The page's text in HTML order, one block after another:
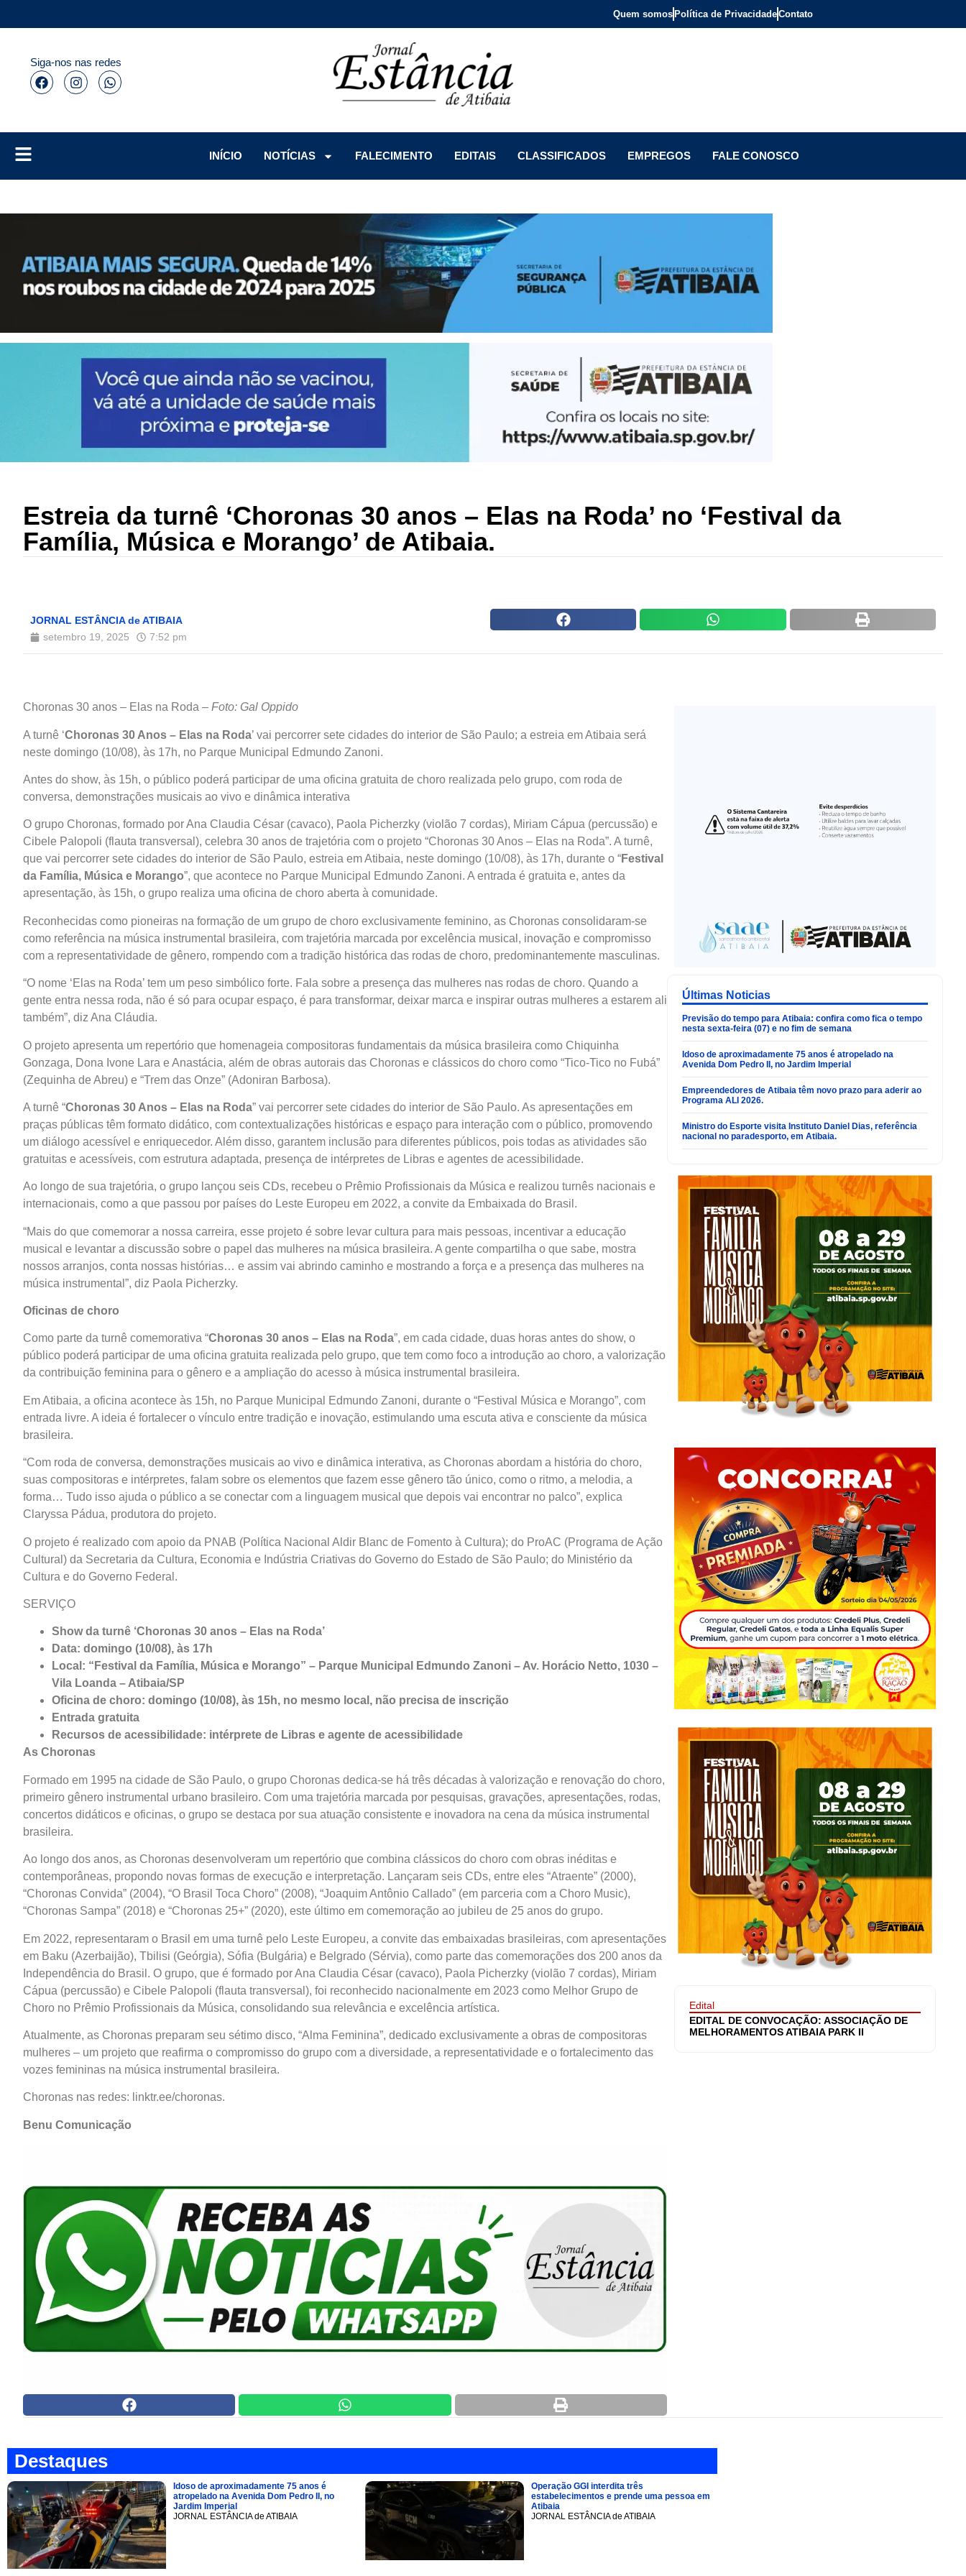
Quem somos Política de PrivacidadeContato
Siga-nos nas redes
INÍCIO
NOTÍCIAS FALECIMENTO EDITAIS CLASSIFICADOS EMPREGOS FALE CONOSCO
Estreia da turnê ‘Choronas 30 anos – Elas na Roda’ no ‘Festival da
Família, Música e Morango’ de Atibaia.
JORNAL ESTÂNCIA de ATIBAIA
setembro 19, 2025
7:52 pm
Choronas 30 anos – Elas na Roda – Foto: Gal Oppido
A turnê ‘Choronas 30 Anos – Elas na Roda’ vai percorrer sete cidades do interior de São Paulo; a estreia em Atibaia será
neste domingo (10/08), às 17h, no Parque Municipal Edmundo Zanoni.
Antes do show, às 15h, o público poderá participar de uma oficina gratuita de choro realizada pelo grupo, com roda de
conversa, demonstrações musicais ao vivo e dinâmica interativa
O grupo Choronas, formado por Ana Claudia César (cavaco), Paola Picherzky (violão 7 cordas), Miriam Cápua (percussão) e
Cibele Palopoli (flauta transversal), celebra 30 anos de trajetória com o projeto “Choronas 30 Anos – Elas na Roda”. A turnê,
que vai percorrer sete cidades do interior de São Paulo, estreia em Atibaia, neste domingo (10/08), às 17h, durante o “Festival
da Família, Música e Morango”, que acontece no Parque Municipal Edmundo Zanoni. A entrada é gratuita e, antes da
apresentação, às 15h, o grupo realiza uma oficina de choro aberta à comunidade.
Reconhecidas como pioneiras na formação de um grupo de choro exclusivamente feminino, as Choronas consolidaram-se
como referência na música instrumental brasileira, com trajetória marcada por excelência musical, inovação e compromisso
com a representatividade de gênero, rompendo com a tradição histórica das rodas de choro, predominantemente masculinas.
“O nome ‘Elas na Roda’ tem um peso simbólico forte. Fala sobre a presença das mulheres nas rodas de choro. Quando a
gente entra nessa roda, não é só para ocupar espaço, é para transformar, deixar marca e inspirar outras mulheres a estarem ali
também”, diz Ana Cláudia.
O projeto apresenta um repertório que homenageia compositoras fundamentais da música brasileira como Chiquinha
Gonzaga, Dona Ivone Lara e Anastácia, além de obras autorais das Choronas e clássicos do choro como “Tico-Tico no Fubá”
(Zequinha de Abreu) e “Trem das Onze” (Adoniran Barbosa).
A turnê “Choronas 30 Anos – Elas na Roda” vai percorrer sete cidades do interior de São Paulo. As apresentações em
praças públicas têm formato didático, com contextualizações históricas e espaço para interação com o público, promovendo
um diálogo acessível e enriquecedor. Além disso, garantem inclusão para diferentes públicos, pois todas as atividades são
gratuitas e acessíveis, com estrutura adaptada, presença de intérpretes de Libras e agentes de acessibilidade.
Ao longo de sua trajetória, o grupo lançou seis CDs, recebeu o Prêmio Profissionais da Música e realizou turnês nacionais e
internacionais, como a que passou por países do Leste Europeu em 2022, a convite da Embaixada do Brasil.
“Mais do que comemorar a nossa carreira, esse projeto é sobre levar cultura para mais pessoas, incentivar a educação
musical e levantar a discussão sobre o papel das mulheres na música brasileira. A gente compartilha o que sabe, mostra
nossos arranjos, conta nossas histórias… e assim vai abrindo caminho e mostrando a força e a presença das mulheres na
música instrumental”, diz Paola Picherzky.
Oficinas de choro
Como parte da turnê comemorativa “Choronas 30 anos – Elas na Roda”, em cada cidade, duas horas antes do show, o
público poderá participar de uma oficina gratuita realizada pelo grupo, que tem como foco a introdução ao choro, a valorização
da contribuição feminina para o gênero e a ampliação do acesso à música instrumental brasileira.
Em Atibaia, a oficina acontece às 15h, no Parque Municipal Edmundo Zanoni, durante o “Festival Música e Morango”, com
entrada livre. A ideia é fortalecer o vínculo entre tradição e inovação, estimulando uma escuta ativa e consciente da música
brasileira.
“Com roda de conversa, demonstrações musicais ao vivo e dinâmica interativa, as Choronas abordam a história do choro,
suas compositoras e intérpretes, falam sobre os elementos que fazem esse gênero tão único, como o ritmo, a melodia, a
forma… Tudo isso ajuda o público a se conectar com a linguagem musical que depois vai encontrar no palco”, explica
Claryssa Pádua, produtora do projeto.
O projeto é realizado com apoio da PNAB (Política Nacional Aldir Blanc de Fomento à Cultura); do ProAC (Programa de Ação
Cultural) da Secretaria da Cultura, Economia e Indústria Criativas do Governo do Estado de São Paulo; do Ministério da
Cultura e do Governo Federal.
SERVIÇO
Show da turnê ‘Choronas 30 anos – Elas na Roda’
Data: domingo (10/08), às 17h
Local: “Festival da Família, Música e Morango” – Parque Municipal Edmundo Zanoni – Av. Horácio Netto, 1030 –
Vila Loanda – Atibaia/SP
Oficina de choro: domingo (10/08), às 15h, no mesmo local, não precisa de inscrição
Entrada gratuita
Recursos de acessibilidade: intérprete de Libras e agente de acessibilidade
As Choronas
Formado em 1995 na cidade de São Paulo, o grupo Choronas dedica-se há três décadas à valorização e renovação do choro,
primeiro gênero instrumental urbano brasileiro. Com uma trajetória marcada por pesquisas, gravações, apresentações, rodas,
concertos didáticos e oficinas, o grupo se destaca por sua atuação consistente e inovadora na cena da música instrumental
brasileira.
Ao longo dos anos, as Choronas desenvolveram um repertório que combina clássicos do choro com obras inéditas e
contemporâneas, propondo novas formas de execução e interpretação. Lançaram seis CDs, entre eles “Atraente” (2000),
“Choronas Convida” (2004), “O Brasil Toca Choro” (2008), “Joaquim Antônio Callado” (em parceria com a Choro Music),
“Choronas Sampa” (2018) e “Choronas 25+” (2020), este último em comemoração ao jubileu de 25 anos do grupo.
Em 2022, representaram o Brasil em uma turnê pelo Leste Europeu, a convite das embaixadas brasileiras, com apresentações
em Baku (Azerbaijão), Tbilisi (Geórgia), Sófia (Bulgária) e Belgrado (Sérvia), como parte das comemorações dos 200 anos da
Independência do Brasil. O grupo, que é formado por Ana Claudia César (cavaco), Paola Picherzky (violão 7 cordas), Miriam
Cápua (percussão) e Cibele Palopoli (flauta transversal), foi reconhecido nacionalmente em 2023 como Melhor Grupo de
Choro no Prêmio Profissionais da Música, consolidando sua relevância e excelência artística.
Atualmente, as Choronas preparam seu sétimo disco, “Alma Feminina”, dedicado exclusivamente a obras de compositoras
mulheres – um projeto que reafirma o compromisso do grupo com a diversidade, a representatividade e o fortalecimento das
vozes femininas na música instrumental brasileira.
Choronas nas redes: linktr.ee/choronas.
Benu Comunicação
Últimas Noticias
Previsão do tempo para Atibaia: confira como fica o tempo
nesta sexta-feira (07) e no fim de semana
Idoso de aproximadamente 75 anos é atropelado na
Avenida Dom Pedro II, no Jardim Imperial
Empreendedores de Atibaia têm novo prazo para aderir ao
Programa ALI 2026.
Ministro do Esporte visita Instituto Daniel Dias, referência
nacional no paradesporto, em Atibaia.
Edital
EDITAL DE CONVOCAÇÃO: ASSOCIAÇÃO DE
MELHORAMENTOS ATIBAIA PARK II
Destaques
Idoso de aproximadamente 75 anos é
atropelado na Avenida Dom Pedro II, no
Jardim Imperial
JORNAL ESTÂNCIA de ATIBAIA
Operação GGI interdita três
estabelecimentos e prende uma pessoa em
Atibaia
JORNAL ESTÂNCIA de ATIBAIA